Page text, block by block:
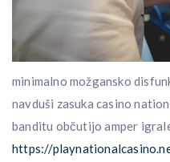
minimalno možgansko
navduši zasuka casino
banditu občutijo amper
https://